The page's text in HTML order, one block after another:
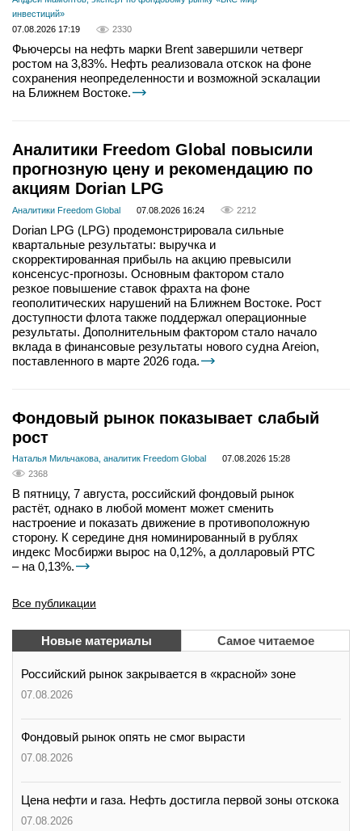
инвестиций»
07.08.2026 17:19
2330
Фьючерсы на нефть марки Brent завершили четверг
ростом на 3,83%. Нефть реализовала отскок на фоне
сохранения неопределенности и возможной эскалации
на Ближнем Востоке.
Аналитики Freedom Global повысили
прогнозную цену и рекомендацию по
акциям Dorian LPG
Аналитики Freedom Global 07.08.2026 16:24 2212
Dorian LPG (LPG) продемонстрировала сильные
квартальные результаты: выручка и
скорректированная прибыль на акцию превысили
консенсус-прогнозы. Основным фактором стало
резкое повышение ставок фрахта на фоне
геополитических нарушений на Ближнем Востоке. Рост
доступности флота также поддержал операционные
результаты. Дополнительным фактором стало начало
вклада в финансовые результаты нового судна Areion,
поставленного в марте 2026 года.
Фондовый рынок показывает слабый
рост
Наталья Мильчакова, аналитик Freedom Global
07.08.2026 15:28
2368
В пятницу, 7 августа, российский фондовый рынок
растёт, однако в любой момент может сменить
настроение и показать движение в противоположную
сторону. К середине дня номинированный в рублях
индекс Мосбиржи вырос на 0,12%, а долларовый РТС
– на 0,13%.
Все публикации
Новые материалы Самое читаемое
Российский рынок закрывается в «красной» зоне
07.08.2026
Фондовый рынок опять не смог вырасти
07.08.2026
Цена нефти и газа. Нефть достигла первой зоны отскока
07.08.2026